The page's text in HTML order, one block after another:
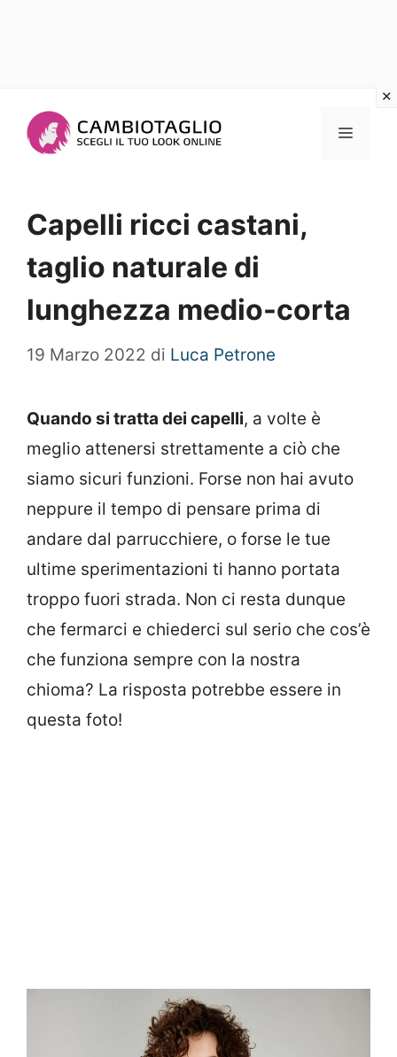
Menu
Capelli ricci castani,
taglio naturale di
lunghezza medio-corta
19 Marzo 2022 di Luca Petrone
Quando si tratta dei capelli, a volte è
meglio attenersi strettamente a ciò che
siamo sicuri funzioni. Forse non hai avuto
neppure il tempo di pensare prima di
andare dal parrucchiere, o forse le tue
ultime sperimentazioni ti hanno portata
troppo fuori strada. Non ci resta dunque
che fermarci e chiederci sul serio che cos’è
che funziona sempre con la nostra
chioma? La risposta potrebbe essere in
questa foto!